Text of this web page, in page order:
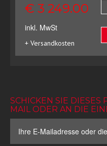
€ 3 249.00
inkl. MwSt
+ Versandkosten
SCHICKEN SIE DIESES
MAIL ODER AN DIE